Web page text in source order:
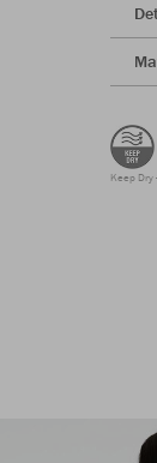
Keep Dry